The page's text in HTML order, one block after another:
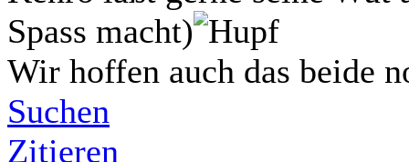
Spass macht)
Wir hoffen auch das beide
Suchen
Zitieren